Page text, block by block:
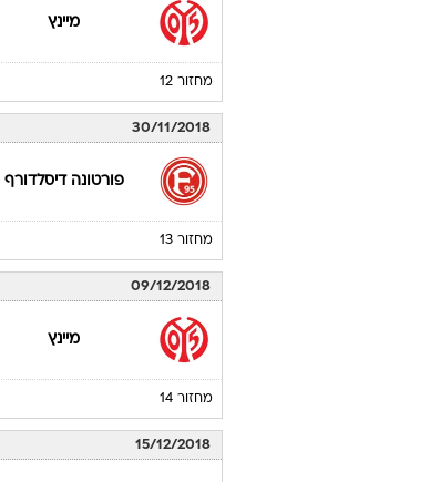
מיינץ
מחזור 12
30/11/2018
פורטונה דיסלדורף
מחזור 13
09/12/2018
מיינץ
מחזור 14
15/12/2018